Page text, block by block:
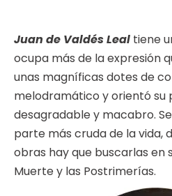
Juan de Valdés Leal tiene
ocupa más de la expresión
unas magníficas dotes de
melodramático y orientó su
desagradable y macabro.
parte más cruda de la vida,
obras hay que buscarlas en
Muerte y las Postrimerías.